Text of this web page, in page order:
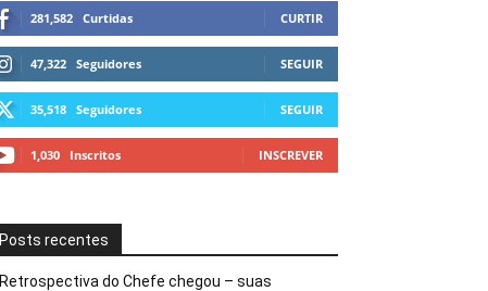
281,582 Curtidas CURTIR
47,322 Seguidores SEGUIR
35,518 Seguidores SEGUIR
1,030 Inscritos INSCREVER
Posts recentes
Retrospectiva do Chefe chegou – suas